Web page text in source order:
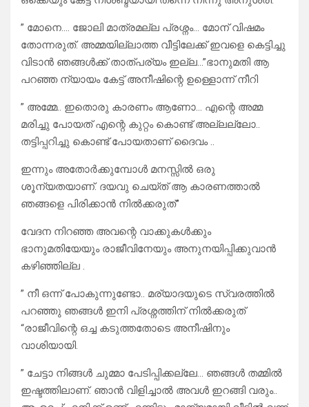
” മോനെ…. ജോലി മാത്രമല്ല പ്രശ്നം… മോന് വിഷമം
തോന്നരുത്. അമ്മയില്ലാത്ത വീട്ടിലേക്ക് ഇവളെ കെട്ടിച്ചു
വിടാൻ ഞങ്ങൾക്ക് താത്പര്യം ഇല്ല…”ഭാനുമതി ആ
പറഞ്ഞ ന്യായം കേട്ട് അനീഷിന്റെ ഉള്ളൊന്ന് നീറി
” അമ്മേ.. ഇതൊരു കാരണം ആണോ… എന്റെ അമ്മ
മരിച്ചു പോയത് എന്റെ കുറ്റം കൊണ്ട് അല്ലല്ലോ..
തട്ടിപ്പറിച്ചു കൊണ്ട് പോയതാണ് ദൈവം ..
ഇന്നും അതോർക്കുമ്പോൾ മനസ്സിൽ ഒരു
ശൂന്യതയാണ്. ദയവു ചെയ്ത് ആ കാരണത്താൽ
ഞങ്ങളെ പിരിക്കാൻ നിൽക്കരുത്”
വേദന നിറഞ്ഞ അവന്റെ വാക്കുകൾക്കും
ഭാനുമതിയേയും രാജീവിനേയും അനുനയിപ്പിക്കുവാൻ
കഴിഞ്ഞില്ല .
” നീ ഒന്ന് പോകുന്നുണ്ടോ.. മര്യാദയുടെ സ്വരത്തിൽ
പറഞ്ഞു ഞങ്ങൾ ഇനി പ്രശ്നത്തിന് നിൽക്കരുത്
“രാജീവിന്റെ ഒച്ച കടുത്തതോടെ അനീഷിനും
വാശിയായി.
” ചേട്ടാ നിങ്ങൾ ചുമ്മാ പേടിപ്പിക്കല്ലേ… ഞങ്ങൾ തമ്മിൽ
ഇഷ്ടത്തിലാണ്. ഞാൻ വിളിച്ചാൽ അവൾ ഇറങ്ങി വരും..